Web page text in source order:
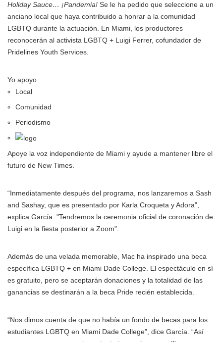
Holiday Sauce… ¡Pandemia! Se le ha pedido que seleccione a un
anciano local que haya contribuido a honrar a la comunidad
LGBTQ durante la actuación. En Miami, los productores
reconocerán al activista LGBTQ + Luigi Ferrer, cofundador de
Pridelines Youth Services.
Yo apoyo
Local
Comunidad
Periodismo
Apoye la voz independiente de Miami y ayude a mantener libre el
futuro de New Times.
“Inmediatamente después del programa, nos lanzaremos a Sash
and Sashay, que es presentado por Karla Croqueta y Adora”,
explica García. "Tendremos la ceremonia oficial de coronación de
Luigi en la fiesta posterior a Zoom".
Además de una velada memorable, Mac ha inspirado una beca
específica LGBTQ + en Miami Dade College. El espectáculo en sí
es gratuito, pero se aceptarán donaciones y la totalidad de las
ganancias se destinarán a la beca Pride recién establecida.
“Nos dimos cuenta de que no había un fondo de becas para los
estudiantes LGBTQ en Miami Dade College”, dice García. “Así